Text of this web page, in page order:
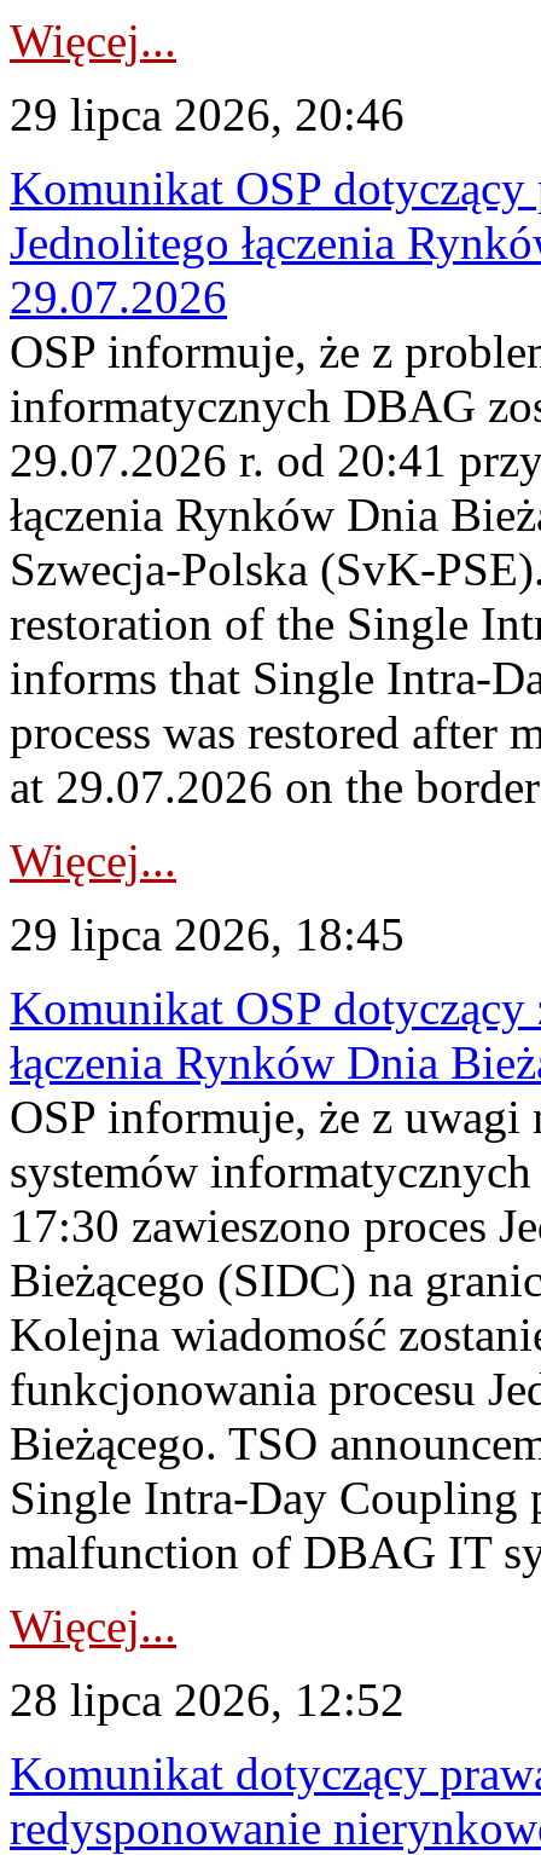
Więcej...
29 lipca 2026, 20:46
Komunikat OSP
Jednolitego łączenia
29.07.2026
OSP informuje, że z
informatycznych DBAG
29.07.2026 r. od 20:41
łączenia Rynków Dnia
Szwecja-Polska (SvK-
restoration of the Single
informs that Single Intra-
process was restored after
at 29.07.2026 on the
Więcej...
29 lipca 2026, 18:45
Komunikat OSP dotyczący
łączenia Rynków Dnia
OSP informuje, że z uwagi
systemów
17:30 zawieszono proces
Bieżącego (SIDC) na
Kolejna wiadomość
funkcjonowania procesu
Bieżącego. TSO
Single Intra-Day Coupling
malfunction of DBAG IT
Więcej...
28 lipca 2026, 12:52
Komunikat dotyczący
redysponowanie